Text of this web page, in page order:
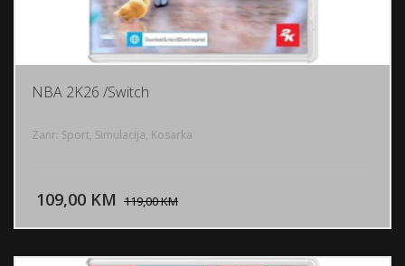
NBA 2K26 /Switch
Zanr: Sport, Simulacija, Kosarka
109,00 KM 119,00 KM